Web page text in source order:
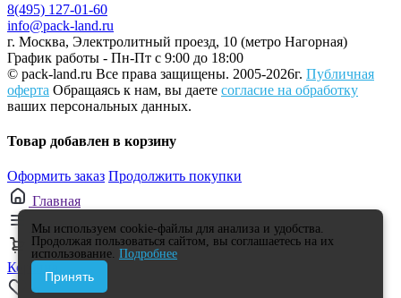
8(495) 127-01-60
info@pack-land.ru
г. Москва, Электролитный проезд, 10 (метро Нагорная)
График работы - Пн-Пт с 9:00 до 18:00
© pack-land.ru Все права защищены. 2005-2026г. Публичная
оферта Обращаясь к нам, вы даете согласие на обработку
ваших персональных данных.
Товар добавлен в корзину
Оформить заказ Продолжить покупки
Главная
Каталог
0
Корзина
0
Мы используем cookie-файлы для анализа и удобства.
Продолжая пользоваться сайтом, вы соглашаетесь на их
использование. Подробнее
Принять